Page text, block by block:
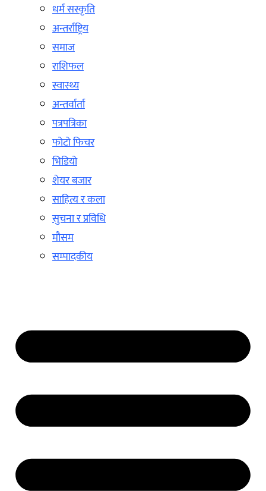
धर्म सस्कृति
अन्तर्राष्ट्रिय
समाज
राशिफल
स्वास्थ्य
अन्तर्वार्ता
पत्रपत्रिका
फोटो फिचर
भिडियो
शेयर बजार
साहित्य र कला
सुचना र प्रविधि
मौसम
सम्पादकीय